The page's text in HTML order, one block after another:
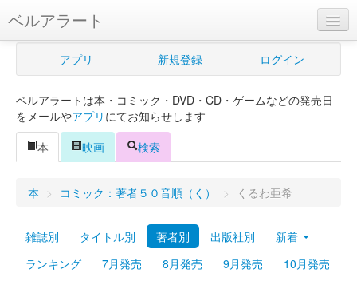
ベルアラート
ベルアラートとは
新規登録
ログイン
Myシェルフ
プレミアム
アプリ 新規登録 ログイン
ベルアラートは本・コミック・DVD・CD・ゲームなどの発売日
をメールやアプリ にてお知らせします
本
映画 検索
本 > コミック：著者５０音順（く） > くるわ亜希
雑誌別 タイトル別 著者別 出版社別
新着
ランキング
7月発売 8月発売 9月発売 10月発売